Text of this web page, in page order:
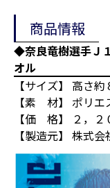
商品情報
◆奈良竜樹選手Ｊ
オル
【サイズ】 高さ
【素 材】 ポリエ
【価 格】 ２，２
【製造元】 株式